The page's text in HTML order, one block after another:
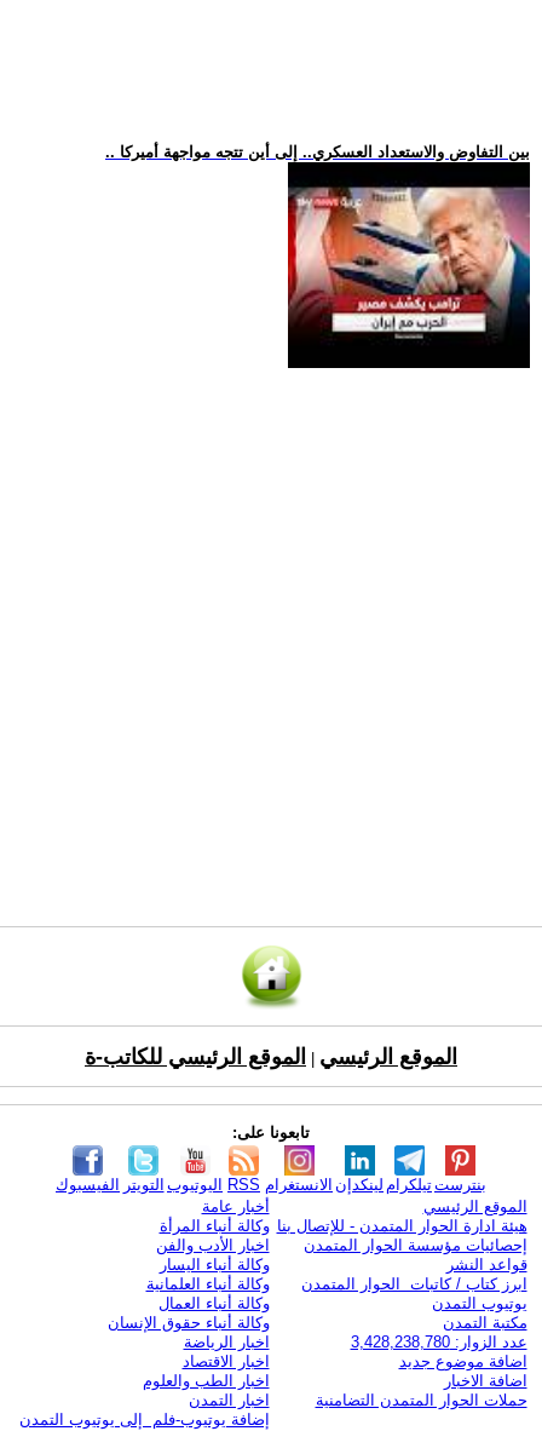
.. بين التفاوض والاستعداد العسكري.. إلى أين تتجه مواجهة أميركا
الموقع الرئيسي الموقع الرئيسي للكاتب-ة
تابعونا على:
الفيسبوك التويتر اليوتيوب RSS الانستغرام لينكدإن تيلكرامبنترست
الموقع الرئيسي
هيئة ادارة الحوار المتمدن - للإتصال بنا
إحصائيات مؤسسة الحوار المتمدن
قواعد النشر
ابرز كتاب / كاتبات الحوار المتمدن
يوتيوب التمدن
مكتبة التمدن
عدد الزوار: 3,428,238,780
اضافة موضوع جديد
اضافة الاخبار
حملات الحوار المتمدن التضامنية
أخبار عامة
وكالة أنباء المرأة
اخبار الأدب والفن
وكالة أنباء اليسار
وكالة أنباء العلمانية
وكالة أنباء العمال
وكالة أنباء حقوق الإنسان
اخبار الرياضة
اخبار الاقتصاد
اخبار الطب والعلوم
اخبار التمدن
إضافة يوتيوب-فلم إلى يوتيوب التمدن